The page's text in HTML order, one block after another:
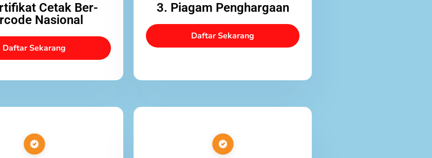
Cetak Ber-
Nasional
Daftar Sekarang
3. Piagam Penghargaan
Daftar Sekarang